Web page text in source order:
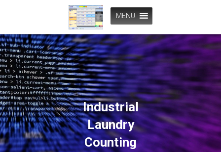
MENU
Industrial
Laundry
Counting